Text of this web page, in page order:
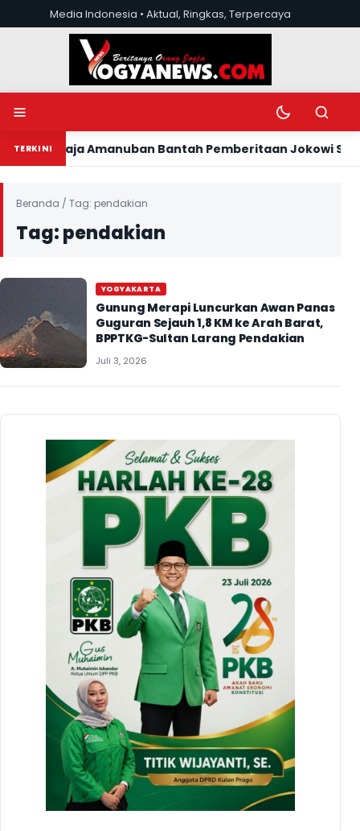
Lewati ke kontenMedia Indonesia • Aktual, Ringkas, Terpercaya
TERKINI Bantah Pemberitaan Jokowi Sebagai Raja
Beranda / Tag: pendakian
Tag:pendakian
YOGYAKARTA
Gunung Merapi Luncurkan Awan Panas
Guguran Sejauh 1,8 KM ke Arah Barat,
BPPTKG-Sultan Larang Pendakian
Juli 3, 2026